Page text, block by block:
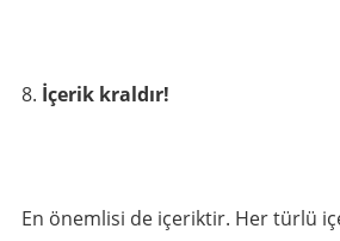
İçerik kraldır!
En önemlisi de içeriktir. Her türlü